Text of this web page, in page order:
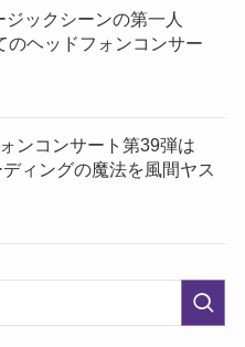
ジックシーンの第一人
のヘッドフォンコンサー
ンコンサート第39弾は
ィングの魔法を風間ヤス